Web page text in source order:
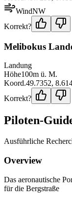
WindNW
Korrekt?
Melibokus
Landung
Höhe100m ü. M.
Koord.49.7352,
Korrekt?
Piloten-
Ausführliche
Overview
Das aeronautische
für die Bergstraße